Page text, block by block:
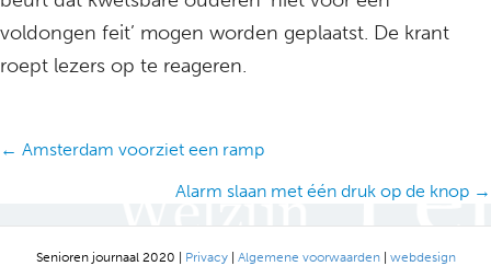
voldongen feit’ mogen worden geplaatst. De krant
roept lezers op te reageren.
Posts
← Amsterdam voorziet een ramp
Alarm slaan met één druk op de knop →
Senioren journaal 2020 | Privacy| Algemene voorwaarden| webdesign